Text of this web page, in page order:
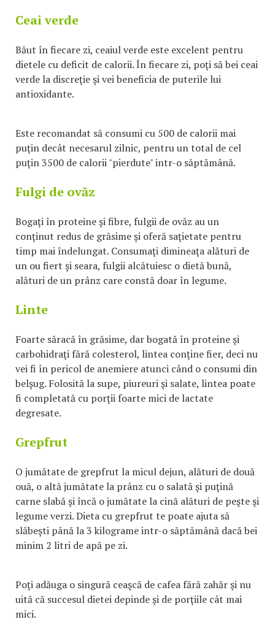
Ceai verde
Băut în fiecare zi, ceaiul verde este excelent pentru
dietele cu deficit de calorii. În fiecare zi, poţi să bei ceai
verde la discreţie şi vei beneficia de puterile lui
antioxidante.
Este recomandat să consumi cu 500 de calorii mai
puţin decât necesarul zilnic, pentru un total de cel
puţin 3500 de calorii "pierdute" intr-o săptămână.
Fulgi de ovăz
Bogaţi în proteine şi fibre, fulgii de ovăz au un
conţinut redus de grăsime şi oferă saţietate pentru
timp mai îndelungat. Consumaţi dimineaţa alături de
un ou fiert şi seara, fulgii alcătuiesc o dietă bună,
alături de un prânz care constă doar în legume.
Linte
Foarte săracă în grăsime, dar bogată în proteine şi
carbohidraţi fără colesterol, lintea conţine fier, deci nu
vei fi în pericol de anemiere atunci când o consumi din
belşug. Folosită la supe, piureuri şi salate, lintea poate
fi completată cu porţii foarte mici de lactate
degresate.
Grepfrut
O jumătate de grepfrut la micul dejun, alături de două
ouă, o altă jumătate la prânz cu o salată şi puţină
carne slabă şi încă o jumătate la cină alături de peşte şi
legume verzi. Dieta cu grepfrut te poate ajuta să
slăbeşti până la 3 kilograme intr-o săptămână dacă bei
minim 2 litri de apă pe zi.
Poţi adăuga o singură ceaşcă de cafea fără zahăr şi nu
uită că succesul dietei depinde şi de porţiile cât mai
mici.